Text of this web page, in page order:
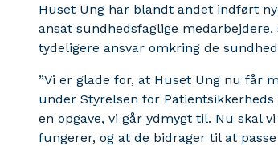
Huset Ung har blandt andet indført
ansat sundhedsfaglige
tydeligere ansvar omkring de
”Vi er glade for, at Huset Ung nu får
under Styrelsen for
en opgave, vi går ydmygt til. Nu skal
fungerer, og at de bidrager til at